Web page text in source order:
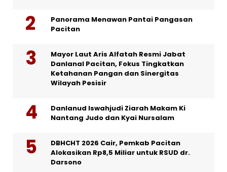
Panorama Menawan Pantai Pangasan
Pacitan
Mayor Laut Aris Alfatah Resmi Jabat
Danlanal Pacitan, Fokus Tingkatkan
Ketahanan Pangan dan Sinergitas
Wilayah Pesisir
Danlanud Iswahjudi Ziarah Makam Ki
Nantang Judo dan Kyai Nursalam
DBHCHT 2026 Cair, Pemkab Pacitan
Alokasikan Rp8,5 Miliar untuk RSUD dr.
Darsono